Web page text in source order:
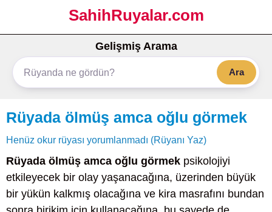
SahihRuyalar.com
Gelişmiş Arama
Ara
Rüyada ölmüş amca oğlu görmek
Henüz okur rüyası yorumlanmadı (Rüyanı Yaz)
Rüyada ölmüş amca oğlu görmek psikolojiyi
etkileyecek bir olay yaşanacağına, üzerinden büyük
bir yükün kalkmış olacağına ve kira masrafını bundan